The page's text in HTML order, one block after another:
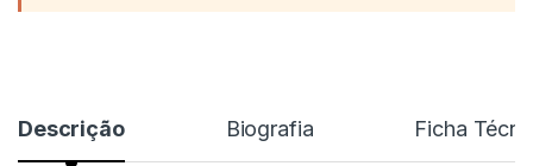
Descrição Biografia Ficha